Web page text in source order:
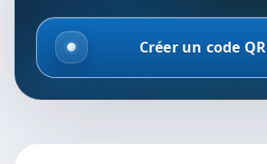
Créer un code QR